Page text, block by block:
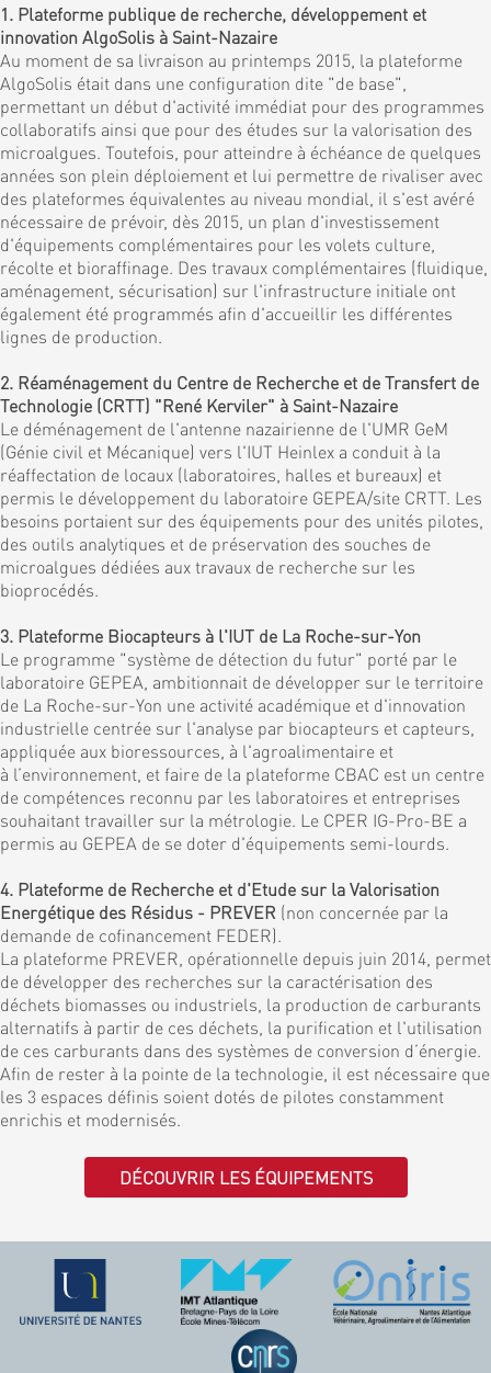
1. Plateforme publique de recherche, développement et
innovation AlgoSolis à Saint-Nazaire
Au moment de sa livraison au printemps 2015, la plateforme
AlgoSolis était dans une configuration dite "de base",
permettant un début d'activité immédiat pour des programmes
collaboratifs ainsi que pour des études sur la valorisation des
microalgues. Toutefois, pour atteindre à échéance de quelques
années son plein déploiement et lui permettre de rivaliser avec
des plateformes équivalentes au niveau mondial, il s'est avéré
nécessaire de prévoir, dès 2015, un plan d'investissement
d'équipements complémentaires pour les volets culture,
récolte et bioraffinage. Des travaux complémentaires (fluidique,
aménagement, sécurisation) sur l'infrastructure initiale ont
également été programmés afin d'accueillir les différentes
lignes de production.
2. Réaménagement du Centre de Recherche et de Transfert de
Technologie (CRTT) "René Kerviler" à Saint-Nazaire
Le déménagement de l'antenne nazairienne de l'UMR GeM
(Génie civil et Mécanique) vers l'IUT Heinlex a conduit à la
réaffectation de locaux (laboratoires, halles et bureaux) et
permis le développement du laboratoire GEPEA/site CRTT. Les
besoins portaient sur des équipements pour des unités pilotes,
des outils analytiques et de préservation des souches de
microalgues dédiées aux travaux de recherche sur les
bioprocédés.
3. Plateforme Biocapteurs à l'IUT de La Roche-sur-Yon
Le programme "système de détection du futur" porté par le
laboratoire GEPEA, ambitionnait de développer sur le territoire
de La Roche-sur-Yon une activité académique et d'innovation
industrielle centrée sur l'analyse par biocapteurs et capteurs,
appliquée aux bioressources, à l'agroalimentaire et
à l’environnement, et faire de la plateforme CBAC est un centre
de compétences reconnu par les laboratoires et entreprises
souhaitant travailler sur la métrologie. Le CPER IG-Pro-BE a
permis au GEPEA de se doter d'équipements semi-lourds.
4. Plateforme de Recherche et d'Etude sur la Valorisation
Energétique des Résidus - PREVER (non concernée par la
demande de cofinancement FEDER).
La plateforme PREVER, opérationnelle depuis juin 2014, permet
de développer des recherches sur la caractérisation des
déchets biomasses ou industriels, la production de carburants
alternatifs à partir de ces déchets, la purification et l'utilisation
de ces carburants dans des systèmes de conversion d’énergie.
Afin de rester à la pointe de la technologie, il est nécessaire que
les 3 espaces définis soient dotés de pilotes constamment
enrichis et modernisés.
DÉCOUVRIR LES ÉQUIPEMENTS